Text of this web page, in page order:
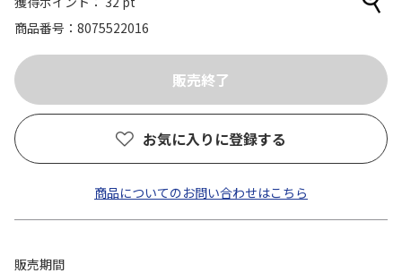
商品番号
8075522016
お気に入りに登録する
商品についてのお問い合わせはこちら
販売期間